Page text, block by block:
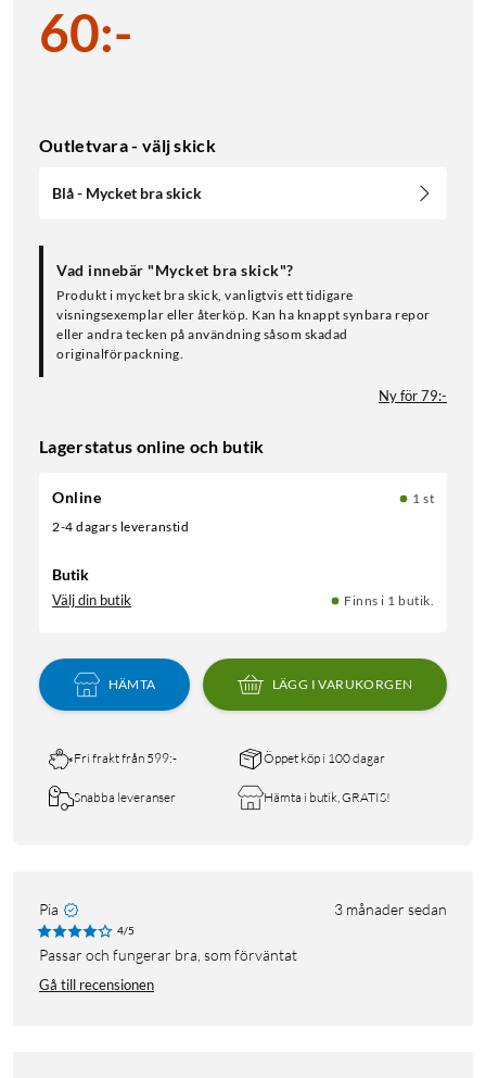
60:-
Outletvara - välj skick
Blå - Mycket bra skick
Vad innebär "Mycket bra skick"?
Produkt i mycket bra skick, vanligtvis ett tidigare
visningsexemplar eller återköp. Kan ha knappt synbara repor
eller andra tecken på användning såsom skadad
originalförpackning.
Ny för 79:-
Lagerstatus online och butik
Online
1 st
2-4 dagars leveranstid
Butik
Välj din butik Finns i 1 butik.
HÄMTA LÄGG I VARUKORGEN
Fri frakt från 599:- Öppet köp i 100 dagar
Snabba leveranser Hämta i butik, GRATIS!
Pia 3 månader sedan
4/5
Passar och fungerar bra, som förväntat
Gå till recensionen